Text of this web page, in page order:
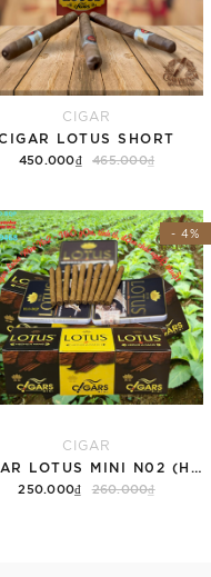
CIGAR
LOTUS SHORT
450.000₫ 465.000₫
- 4%
CIGAR
250.000₫ 260.000₫